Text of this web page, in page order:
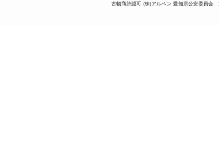
古物商許認可 (株)アルペン 愛知県公安委員